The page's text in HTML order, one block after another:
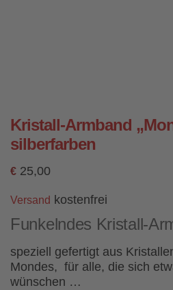
Kristall-Armband
silberfarben
€ 25,00
Versand kostenfrei
Funkelndes Kristall-
speziell gefertigt aus
Mondes, für alle, die sich
wünschen …